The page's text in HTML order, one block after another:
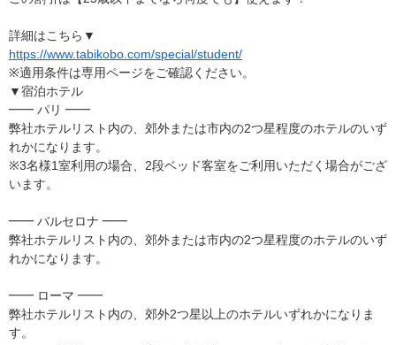
詳細はこちら▼
https://www.tabikobo.com/special/student/
※適用条件は専用ページをご確認ください。
▼宿泊ホテル
━━ パリ ━━
弊社ホテルリスト内の、郊外または市内の2つ星程度のホテルのいず
れかになります。
※3名様1室利用の場合、2段ベッド客室をご利用いただく場合がござ
います。
━━ バルセロナ ━━
弊社ホテルリスト内の、郊外または市内の2つ星程度のホテルのいず
れかになります。
━━ ローマ ━━
弊社ホテルリスト内の、郊外2つ星以上のホテルいずれかになりま
す。